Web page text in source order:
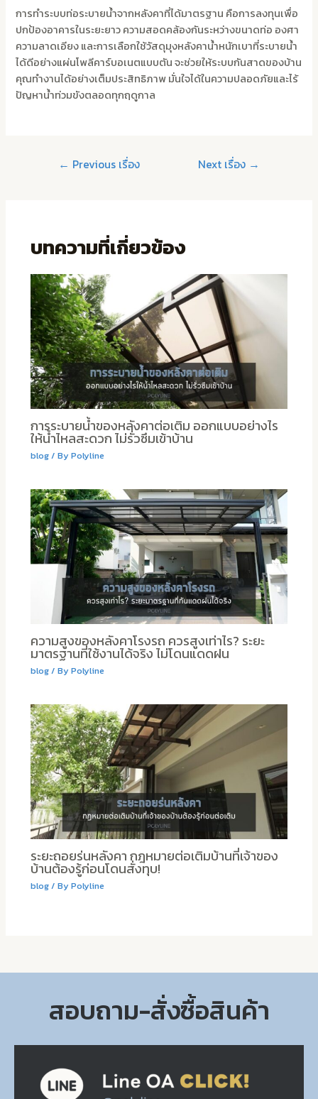
การทำระบบท่อระบายน้ำจากหลังคาที่ได้มาตรฐาน คือการลงทุนเพื่อ
ปกป้องอาคารในระยะยาว ความสอดคล้องกันระหว่างขนาดท่อ องศา
ความลาดเอียง และการเลือกใช้วัสดุมุงหลังคาน้ำหนักเบาที่ระบายน้ำ
ได้ดีอย่างแผ่นโพลีคาร์บอเนตแบบตัน จะช่วยให้ระบบกันสาดของบ้าน
คุณทำงานได้อย่างเต็มประสิทธิภาพ มั่นใจได้ในความปลอดภัยและไร้
ปัญหาน้ำท่วมขังตลอดทุกฤดูกาล
← Previous เรื่อง Next เรื่อง →
บทความที่เกี่ยวข้อง
การระบายน้ำของหลังคาต่อเติม ออกแบบอย่างไร
ให้น้ำไหลสะดวก ไม่รั่วซึมเข้าบ้าน
blog/ By Polyline
ความสูงของหลังคาโรงรถ ควรสูงเท่าไร? ระยะ
มาตรฐานที่ใช้งานได้จริง ไม่โดนแดดฝน
blog/ By Polyline
ระยะถอยร่นหลังคา กฎหมายต่อเติมบ้านที่เจ้าของ
บ้านต้องรู้ก่อนโดนสั่งทุบ!
blog/ By Polyline
สอบถาม-สั่งซื้อสินค้า